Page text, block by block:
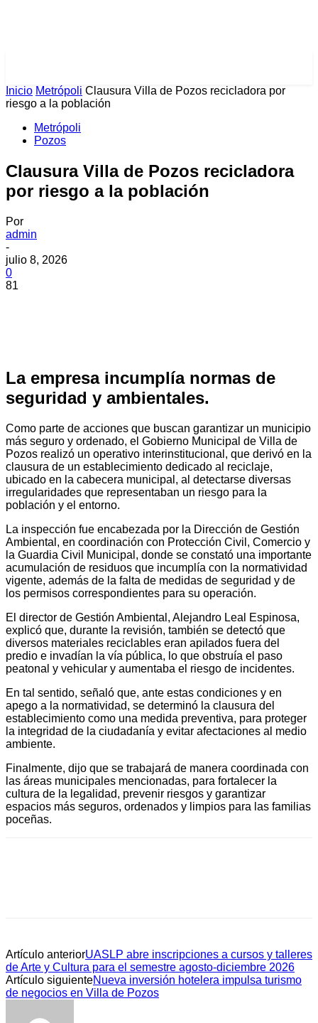
Inicio Metrópoli Clausura Villa de Pozos recicladora por
riesgo a la población
Metrópoli
Pozos
Clausura Villa de Pozos recicladora
por riesgo a la población
Por
admin
-
julio 8, 2026
0
81
La empresa incumplía normas de
seguridad y ambientales.
Como parte de acciones que buscan garantizar un municipio
más seguro y ordenado, el Gobierno Municipal de Villa de
Pozos realizó un operativo interinstitucional, que derivó en la
clausura de un establecimiento dedicado al reciclaje,
ubicado en la cabecera municipal, al detectarse diversas
irregularidades que representaban un riesgo para la
población y el entorno.
La inspección fue encabezada por la Dirección de Gestión
Ambiental, en coordinación con Protección Civil, Comercio y
la Guardia Civil Municipal, donde se constató una importante
acumulación de residuos que incumplía con la normatividad
vigente, además de la falta de medidas de seguridad y de
los permisos correspondientes para su operación.
El director de Gestión Ambiental, Alejandro Leal Espinosa,
explicó que, durante la revisión, también se detectó que
diversos materiales reciclables eran apilados fuera del
predio e invadían la vía pública, lo que obstruía el paso
peatonal y vehicular y aumentaba el riesgo de incidentes.
En tal sentido, señaló que, ante estas condiciones y en
apego a la normatividad, se determinó la clausura del
establecimiento como una medida preventiva, para proteger
la integridad de la ciudadanía y evitar afectaciones al medio
ambiente.
Finalmente, dijo que se trabajará de manera coordinada con
las áreas municipales mencionadas, para fortalecer la
cultura de la legalidad, prevenir riesgos y garantizar
espacios más seguros, ordenados y limpios para las familias
poceñas.
Artículo anteriorUASLP abre inscripciones a cursos y talleres
de Arte y Cultura para el semestre agosto-diciembre 2026
Artículo siguienteNueva inversión hotelera impulsa turismo
de negocios en Villa de Pozos